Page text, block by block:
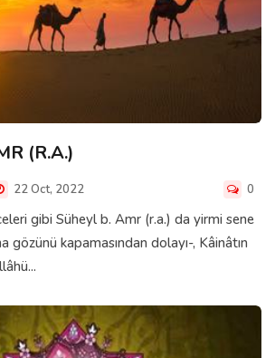
(R.A.)
22 Oct, 2022 0
gibi Süheyl b. Amr (r.a.) da yirmi sene
gözünü kapamasından dolayı-, Kâinâtın